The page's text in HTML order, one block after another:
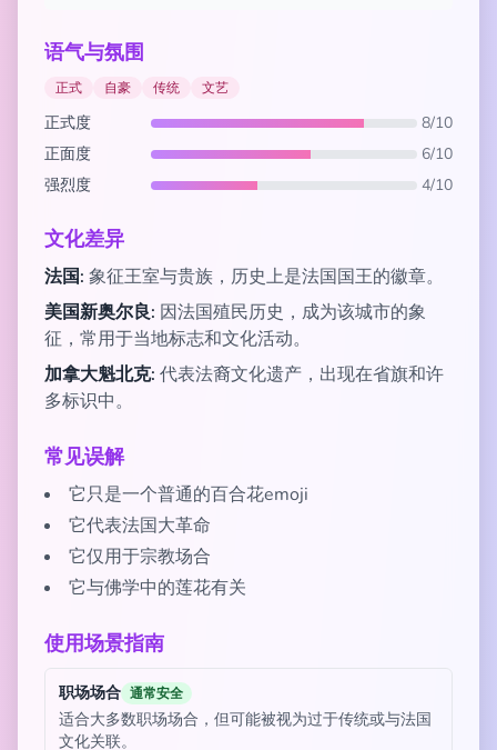
语气与氛围
正式 自豪 传统 文艺
正式度
8/10
正面度
6/10
强烈度
4/10
文化差异
法国: 象征王室与贵族，历史上是法国国王的徽章。
美国新奥尔良: 因法国殖民历史，成为该城市的象
征，常用于当地标志和文化活动。
加拿大魁北克: 代表法裔文化遗产，出现在省旗和许
多标识中。
常见误解
它只是一个普通的百合花emoji
它代表法国大革命
它仅用于宗教场合
它与佛学中的莲花有关
使用场景指南
职场场合 通常安全
适合大多数职场场合，但可能被视为过于传统或与法国
文化关联。